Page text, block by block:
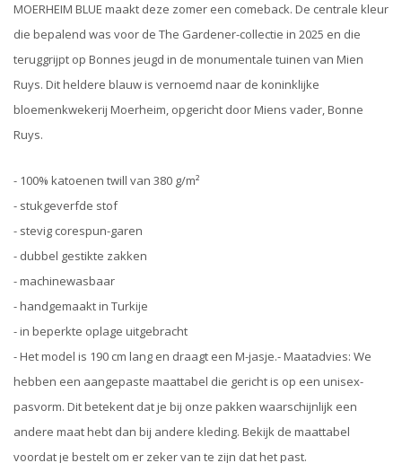
MOERHEIM BLUE maakt deze zomer een comeback. De centrale kleur
die bepalend was voor de The Gardener-collectie in 2025 en die
teruggrijpt op Bonnes jeugd in de monumentale tuinen van Mien
Ruys. Dit heldere blauw is vernoemd naar de koninklijke
bloemenkwekerij Moerheim, opgericht door Miens vader, Bonne
Ruys.
- 100% katoenen twill van 380 g/m²
- stukgeverfde stof
- stevig corespun-garen
- dubbel gestikte zakken
⁠- machinewasbaar
- handgemaakt in Turkije
- in beperkte oplage uitgebracht
- Het model is 190 cm lang en draagt een M-jasje.- Maatadvies: We
hebben een aangepaste maattabel die gericht is op een unisex-
pasvorm. Dit betekent dat je bij onze pakken waarschijnlijk een
andere maat hebt dan bij andere kleding. Bekijk de maattabel
voordat je bestelt om er zeker van te zijn dat het past.